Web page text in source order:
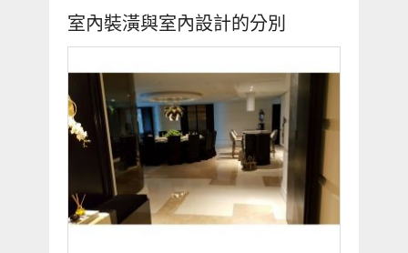
室內裝潢與室內設計的分別